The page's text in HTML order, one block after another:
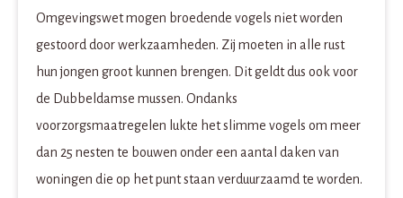
Omgevingswet mogen broedende vogels niet worden
gestoord door werkzaamheden. Zij moeten in alle rust
hun jongen groot kunnen brengen. Dit geldt dus ook voor
de Dubbeldamse mussen. Ondanks
voorzorgsmaatregelen lukte het slimme vogels om meer
dan 25 nesten te bouwen onder een aantal daken van
woningen die op het punt staan verduurzaamd te worden.